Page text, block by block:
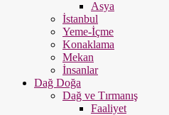
Asya
İstanbul
Yeme-İçme
Konaklama
Mekan
İnsanlar
Dağ Doğa
Dağ ve Tırmanış
Faaliyet